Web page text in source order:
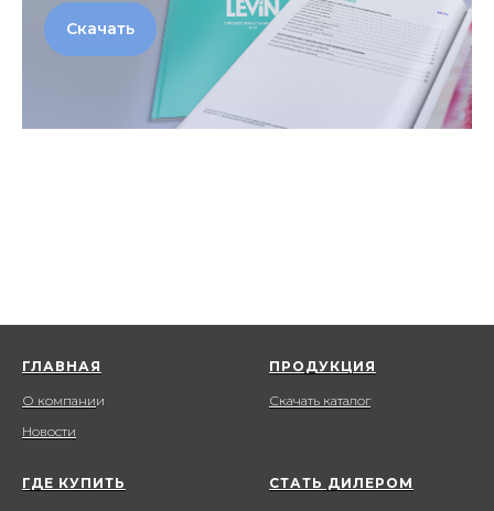
Скачать
ГЛАВНАЯ
О компании
Новости
ПРОДУКЦИЯ
Скачать каталог
ГДЕ КУПИТЬ СТАТЬ ДИЛЕРОМ